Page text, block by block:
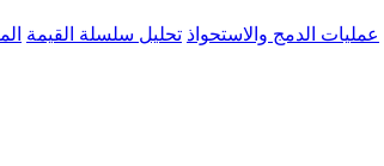
عمليات الدمج والاستحواذ تحليل سلسلة القيمة